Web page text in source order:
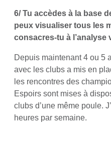
6/ Tu accèdes à la base
peux visualiser tous les
consacres-tu à l’analyse
Depuis maintenant 4 ou 5
avec les clubs a mis en
les rencontres des
Espoirs sont mises à
clubs d’une même poule.
heures par semaine.